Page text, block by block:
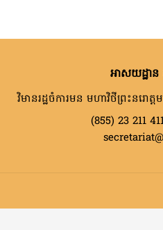
អាសយដ្ឋា
វិមានរដ្ឋចំការមន មហាវិថីព្រះនរោត្ត
(855) 23 211